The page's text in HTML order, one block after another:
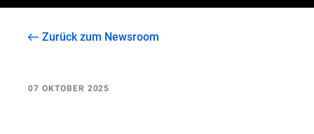
Zurück zum Newsroom
07 OKTOBER 2025